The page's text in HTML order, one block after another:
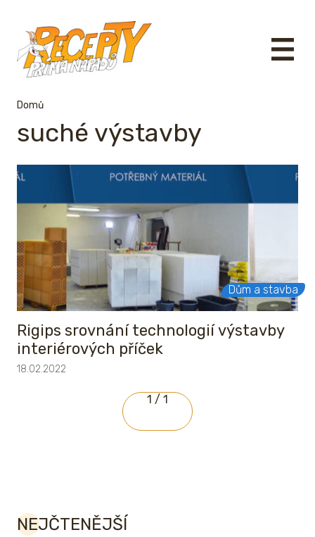
Domů
suché výstavby
Dům a stavba
Rigips srovnání technologií výstavby
interiérových příček
18.02.2022
1 / 1
NEJČTENĚJŠÍ